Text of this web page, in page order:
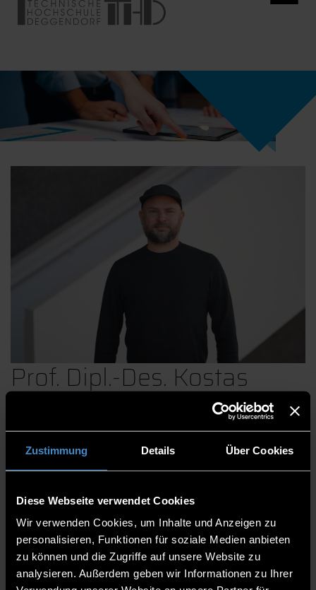
Zustimmung Details Über Cookies
Diese Webseite verwendet Cookies
Wir verwenden Cookies, um Inhalte und Anzeigen zu
personalisieren, Funktionen für soziale Medien anbieten
zu können und die Zugriffe auf unsere Website zu
analysieren. Außerdem geben wir Informationen zu Ihrer
Prof. Dipl.-Des. Kostas
Fakultät Maschinenbau und Mechatronik
Professorinnen und Professoren
Professor
Am Stadtpark 15, Atelier Technisches Design
0991/3615-304